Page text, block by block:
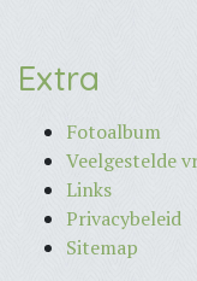
Extra
Fotoalbum
Veelgestelde
Links
Privacybeleid
Sitemap